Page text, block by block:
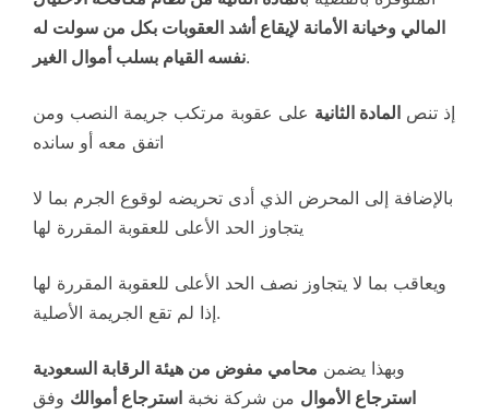
المالي وخيانة الأمانة لإيقاع أشد العقوبات بكل من سولت له
نفسه القيام بسلب أموال الغير.
إذ تنص المادة الثانية على عقوبة مرتكب جريمة النصب ومن
اتفق معه أو سانده
بالإضافة إلى المحرض الذي أدى تحريضه لوقوع الجرم بما لا
يتجاوز الحد الأعلى للعقوبة المقررة لها
ويعاقب بما لا يتجاوز نصف الحد الأعلى للعقوبة المقررة لها
إذا لم تقع الجريمة الأصلية.
وبهذا يضمن محامي مفوض من هيئة الرقابة السعودية
استرجاع الأموال من شركة نخبة استرجاع أموالك وفق